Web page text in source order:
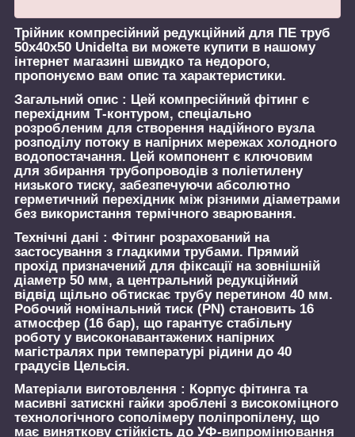
Трійник компресійний редукційний для ПЕ труб
50х40х50 Unideltaви можете купити в нашому
інтернет магазині швидко та недорого,
пропонуємо вам опис та характеристики.
Загальний опис : Цей компресійний фітинг є
перехідним Т-контуром, спеціально
розробленим для створення надійного вузла
розподілу потоку в напірних мережах холодного
водопостачання. Цей компонент є ключовим
для збирання трубопроводів з поліетилену
низького тиску, забезпечуючи абсолютно
герметичний перехідник між різними діаметрами
без використання термічного зварювання.
Технічні дані : Фітинг розрахований на
застосування з гладкими трубами. Прямий
прохід призначений для фіксації на зовнішній
діаметр 50 мм, а центральний редукційний
відвід щільно обтискає трубу перетином 40 мм.
Робочий номінальний тиск (PN) становить 16
атмосфер (16 бар), що гарантує стабільну
роботу у високонавантажених напірних
магістралях при температурі рідини до 40
градусів Цельсія.
Матеріали виготовлення : Корпус фітинга та
масивні затискні гайки зроблені з високоміцного
технологічного сополімеру поліпропілену, що
має виняткову стійкість до УФ-випромінювання